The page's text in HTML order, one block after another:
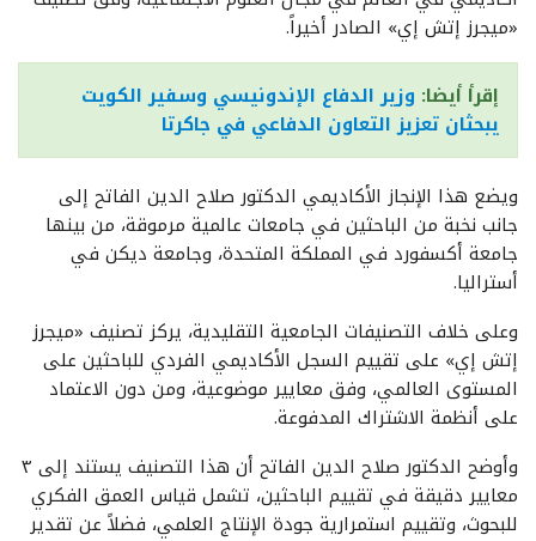
«ميجرز إتش إي» الصادر أخيراً.
إقرأ أيضا: وزير الدفاع الإندونيسي وسفير الكويت
يبحثان تعزيز التعاون الدفاعي في جاكرتا
ويضع هذا الإنجاز الأكاديمي الدكتور صلاح الدين الفاتح إلى
جانب نخبة من الباحثين في جامعات عالمية مرموقة، من بينها
جامعة أكسفورد في المملكة المتحدة، وجامعة ديكن في
أستراليا.
وعلى خلاف التصنيفات الجامعية التقليدية، يركز تصنيف «ميجرز
إتش إي» على تقييم السجل الأكاديمي الفردي للباحثين على
المستوى العالمي، وفق معايير موضوعية، ومن دون الاعتماد
على أنظمة الاشتراك المدفوعة.
وأوضح الدكتور صلاح الدين الفاتح أن هذا التصنيف يستند إلى ٣
معايير دقيقة في تقييم الباحثين، تشمل قياس العمق الفكري
للبحوث، وتقييم استمرارية جودة الإنتاج العلمي، فضلاً عن تقدير